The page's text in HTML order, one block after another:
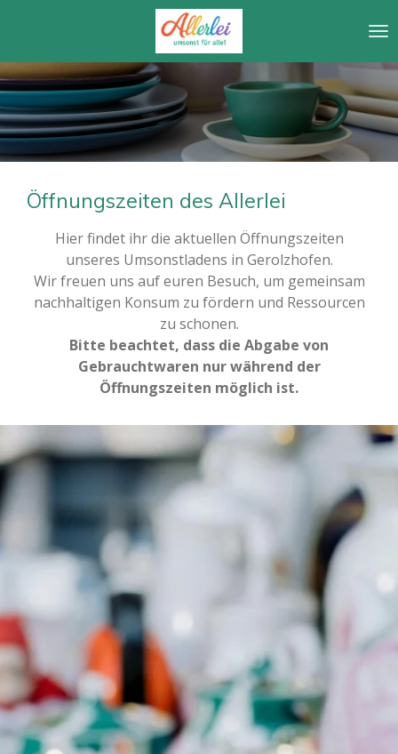
springen
Öffnungszeiten des Allerlei
Hier findet ihr die aktuellen Öffnungszeiten
unseres Umsonstladens in Gerolzhofen.
Wir freuen uns auf euren Besuch, um gemeinsam
nachhaltigen Konsum zu fördern und Ressourcen
zu schonen.
Bitte beachtet, dass die Abgabe von
Gebrauchtwaren nur während der
Öffnungszeiten möglich ist.